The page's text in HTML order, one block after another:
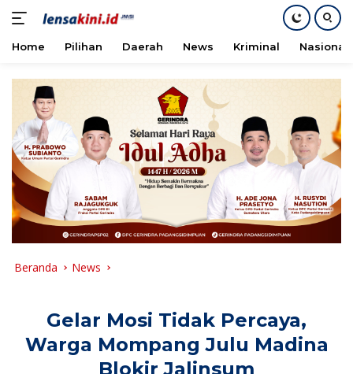
konten
Home Pilihan Daerah News Kriminal Nasional
Beranda News
Gelar Mosi Tidak Percaya,
Warga Mompang Julu Madina
Blokir Jalinsum